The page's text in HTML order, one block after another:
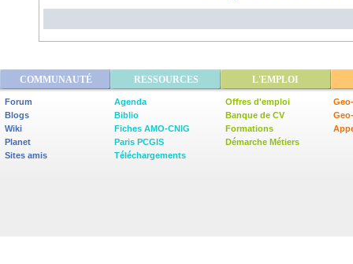
COMMUNAUTÉ RESSOURCES L'EMPLOI
Forum
Blogs
Wiki
Planet
Sites amis
Agenda
Biblio
Fiches AMO-CNIG
Paris PCGIS
Téléchargements
Offres d'emploi
Banque de CV
Formations
Démarche Métiers